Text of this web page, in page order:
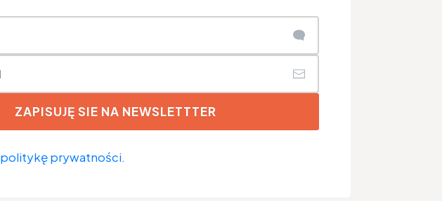
ZAPISUJĘ SIE NA NEWSLETTTER
politykę prywatności.